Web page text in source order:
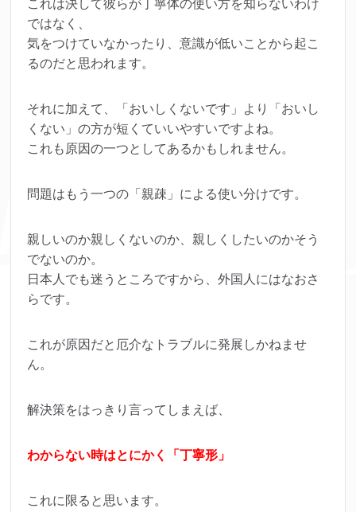
これは決して彼らが丁寧体の使い方を知らないわけ
ではなく、
気をつけていなかったり、意識が低いことから起こ
るのだと思われます。
それに加えて、「おいしくないです」より「おいし
くない」の方が短くていいやすいですよね。
これも原因の一つとしてあるかもしれません。
問題はもう一つの「親疎」による使い分けです。
親しいのか親しくないのか、親しくしたいのかそう
でないのか。
日本人でも迷うところですから、外国人にはなおさ
らです。
これが原因だと厄介なトラブルに発展しかねませ
ん。
解決策をはっきり言ってしまえば、
わからない時はとにかく「丁寧形」
これに限ると思います。